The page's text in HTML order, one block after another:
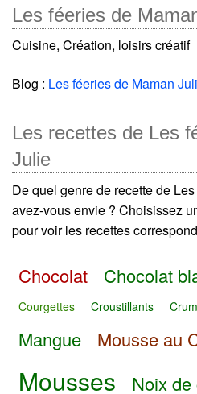
Les féeries de
Cuisine, Création, loisirs créatif
Blog : Les féeries de Maman
Les recettes de Les
Julie
De quel genre de recette de
avez-vous envie ? Choisissez
pour voir les recettes
Chocolat Chocolat
Courgettes
Croustillants
Mangue Mousse au
Mousses Noix de